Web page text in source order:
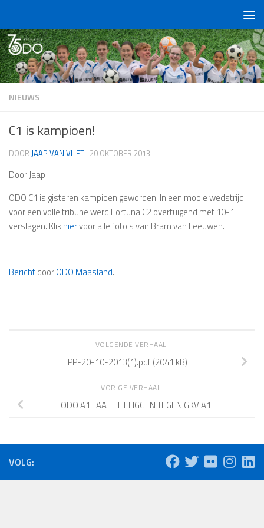
NIEUWS
C1 is kampioen!
DOOR JAAP VAN VLIET · 20 OKTOBER 2013
Door Jaap
ODO C1 is gisteren kampioen geworden. In een mooie wedstrijd
voor een volle tribune werd Fortuna C2 overtuigend met 10-1
verslagen. Klikhiervoor alle foto's van Bram van Leeuwen.
BerichtdoorODO Maasland.
VOLGENDE VERHAAL
PP-20-10-2013(1).pdf (2041 kB)
VORIGE VERHAAL
ODO A1 LAAT HET LIGGEN TEGEN GKV A1.
VOLG: